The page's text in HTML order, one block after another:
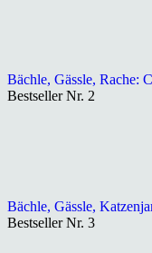
Bächle, Gässle, Rache:
Bestseller Nr. 2
Bächle, Gässle,
Bestseller Nr. 3